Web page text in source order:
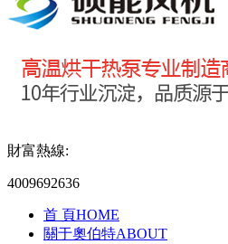
財富熱線:
4009692636
首 頁HOME
關于奧伯特ABOUT